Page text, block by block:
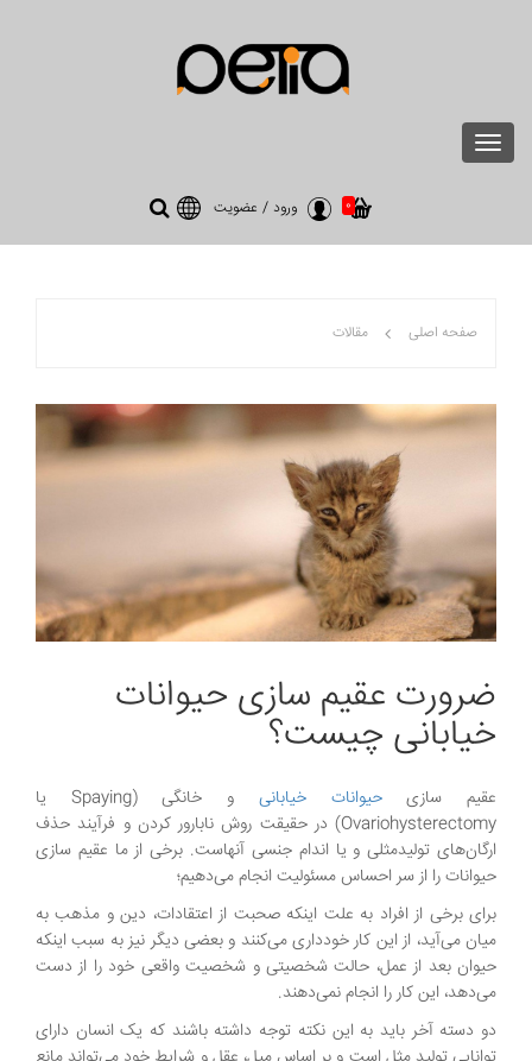
Toggle
navigation
0 ورود / عضویت
صفحه اصلی مقالات
ضرورت عقیم سازی حیوانات
خیابانی چیست؟
عقیم سازیحیوانات خیابانی
و خانگی (Spaying یا
Ovariohysterectomy) در حقیقت روش نابارور کردن و فرآیند حذف
ارگان‌های تولیدمثلی و یا اندام جنسی آنهاست. برخی از ما عقیم سازی
حیوانات را از سر احساس مسئولیت انجام می‌دهیم؛
برای برخی از افراد به علت اینکه صحبت از اعتقادات، دین و مذهب به
میان می‌آید، از این کار خودداری می‌کنند و بعضی دیگر نیز به سبب اینکه
حیوان بعد از عمل، حالت شخصیتی و شخصیت واقعی خود را از دست
می‌دهد، این کار را انجام نمی‌دهند.
دو دسته آخر باید به این نکته توجه داشته باشند که یک انسان دارای